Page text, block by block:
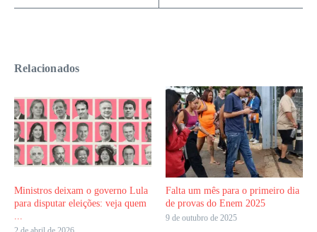
Relacionados
Ministros deixam o governo Lula
para disputar eleições: veja quem
...
Falta um mês para o primeiro dia
de provas do Enem 2025
9 de outubro de 2025